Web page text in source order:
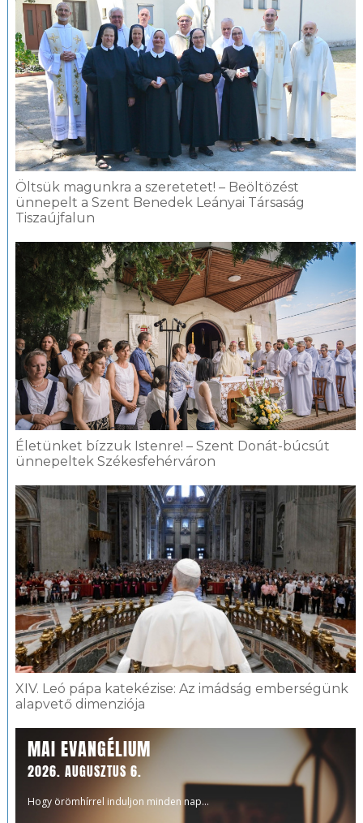
Öltsük magunkra a szeretetet! – Beöltözést
ünnepelt a Szent Benedek Leányai Társaság
Tiszaújfalun
Életünket bízzuk Istenre! – Szent Donát-búcsút
ünnepeltek Székesfehérváron
XIV. Leó pápa katekézise: Az imádság emberségünk
alapvető dimenziója
MAI EVANGÉLIUM
2026. AUGUSZTUS 6.
Hogy örömhírrel induljon minden nap...